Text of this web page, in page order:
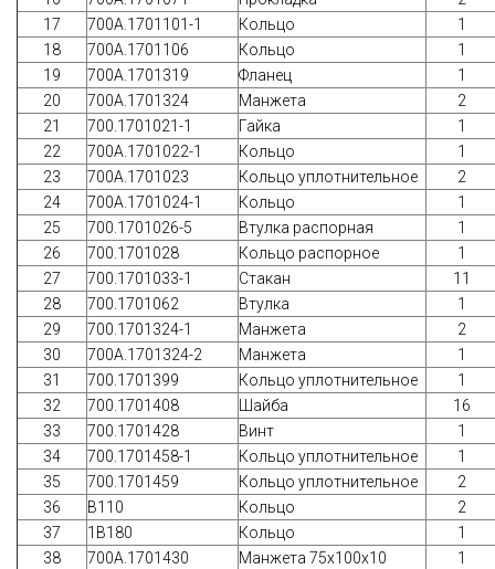
17
700А.1701101-1 Кольцо
1
18
700А.1701106 Кольцо
1
19
700А.1701319 Фланец
1
20
700А.1701324 Манжета
2
21
700.1701021-1 Гайка
1
22
700А.1701022-1 Кольцо
1
23
700А.1701023 Кольцо уплотнительное
2
24
700А.1701024-1 Кольцо
1
25
700.1701026-5 Втулка распорная
1
26
700.1701028 Кольцо распорное
1
27
700.1701033-1 Стакан
11
28
700.1701062 Втулка
1
29
700.1701324-1 Манжета
2
30
700А.1701324-2 Манжета
1
31
700.1701399 Кольцо уплотнительное
1
32
700.1701408 Шайба
16
33
700.1701428 Винт
1
34
700.1701458-1 Кольцо уплотнительное
1
35
700.1701459 Кольцо уплотнительное
2
36
В110 Кольцо
2
37
1В180 Кольцо
1
38
700А.1701430 Манжета 75х100х10
1